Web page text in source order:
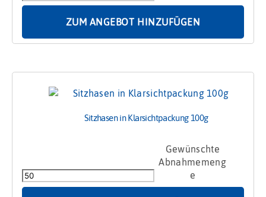
Menge
ZUM ANGEBOT HINZUFÜGEN
Sitzhasen in Klarsichtpackung 100g
Klarsichtpackung
100g